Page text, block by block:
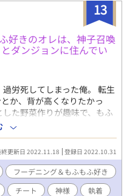
歳のおじさんです。今日も
さんの周りは何かと喧しい
ったR18です》 なお、全
の告知は「BL専用アカウン
ださいませ。BL専用
なおなお。北海道な
い修業に連れ去られるた
ますが、風邪を引かないよ
13
好きのオレは、神子召喚
ダンジョンに住んでい
労死してしまった俺。 転生
か、背が高くなりたかっ
た野菜作りが趣味で、もふ
俺。たまたま買った宝くじ
ーを購入したとある日、気
色々ありーの、出会いあり
いた俺の物語。 北海道弁も
、使い方間違えていたらす
更新日 2022.11.18 登録日 2022.10.31
フーデニング＆もふもふ好き
チート 神様
執着